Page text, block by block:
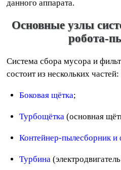
данного аппарата.
Основные узлы
робота-
Система сбора мусора и
состоит из нескольких частей:
Боковая щётка;
Турбощётка (основная
Контейнер-пылесборник и
Турбина